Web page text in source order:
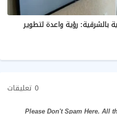
رؤية واعدة لتطوير
0 تعليقات
* Please Don't Spam Here. All